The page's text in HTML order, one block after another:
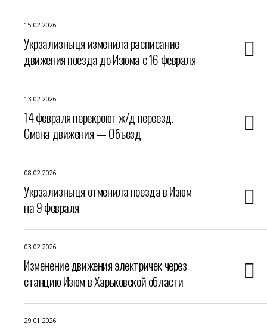
15.02.2026
Укрзализныця изменила расписание
движения поезда до Изюма с 16 февраля
13.02.2026
14 февраля перекроют ж/д переезд.
Смена движения — Объезд
08.02.2026
Укрзализныця отменила поезда в Изюм
на 9 февраля
03.02.2026
Изменение движения электричек через
станцию Изюм в Харьковской области
29.01.2026